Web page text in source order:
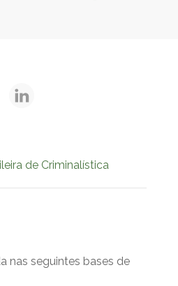
de Criminalística
nas seguintes bases de